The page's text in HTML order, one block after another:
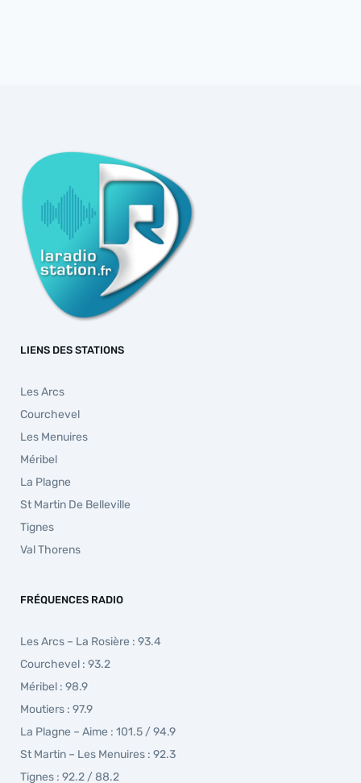
LIENS DES STATIONS
Les Arcs
Courchevel
Les Menuires
Méribel
La Plagne
St Martin De Belleville
Tignes
Val Thorens
FRÉQUENCES RADIO
Les Arcs – La Rosière : 93.4
Courchevel : 93.2
Méribel : 98.9
Moutiers : 97.9
La Plagne – Aime : 101.5 / 94.9
St Martin – Les Menuires : 92.3
Tignes : 92.2 / 88.2